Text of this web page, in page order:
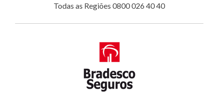
Todas as Regiões 0800 026 40 40